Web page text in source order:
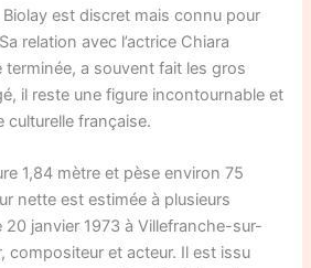
est discret mais connu pour
relation avec l’actrice Chiara
terminée, a souvent fait les gros
il reste une figure incontournable et
culturelle française.
1,84 mètre et pèse environ 75
nette est estimée à plusieurs
20 janvier 1973 à Villefranche-sur-
compositeur et acteur. Il est issu